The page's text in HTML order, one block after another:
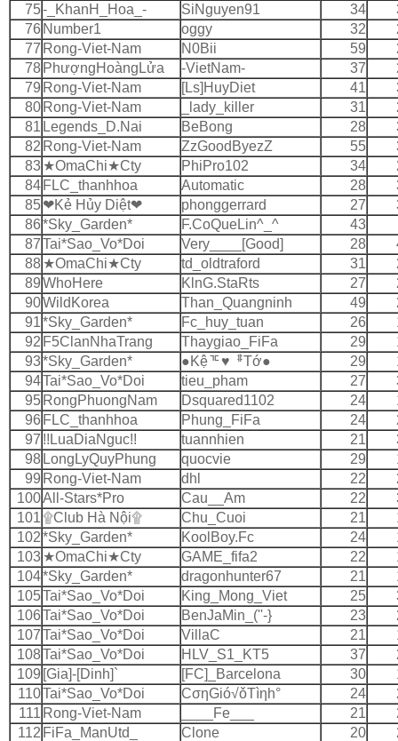
75-_KhanH_Hoa_- SiNguyen91 34
76 Number1 oggy 32
77 Rong-Viet-Nam N0Bii 59
78 PhượngHoàngLửa -VietNam- 37
79 Rong-Viet-Nam [Ls]HuyDiet 41
80 Rong-Viet-Nam _lady_killer 31
81 Legends_D.Nai BeBong 28
82 Rong-Viet-Nam ZzGoodByezZ 55
83★OmaChi★Cty PhiPro102 34
84 FLC_thanhhoa Automatic 28
85❤Kẻ Hủy Diệt❤ phonggerrard 27
86*Sky_Garden* F.CoQueLin^_^ 43
87Tai*Sao_Vo*Doi Very____[Good] 28
88★OmaChi★Cty td_oldtraford 31
89WhoHere KlnG.StaRts 27
90WildKorea Than_Quangninh 49
91*Sky_Garden* Fc_huy_tuan 26
92 F5ClanNhaTrang Thaygiao_FiFa 29
93*Sky_Garden* ●Kệᅚ♥ᆥTớ● 29
94Tai*Sao_Vo*Doi tieu_pham 27
95 RongPhuongNam Dsquared1102 24
96 FLC_thanhhoa Phung_FiFa 24
97 !!LuaDiaNguc!! tuannhien 21
98 LongLyQuyPhung quocvie 29
99 Rong-Viet-Nam dhl 22
100All-Stars*Pro Cau__Am 22
101۩Club Hà Nội۩ Chu_Cuoi 21
102*Sky_Garden* KoolBoy.Fc 24
103★OmaChi★Cty GAME_fifa2 22
104*Sky_Garden* dragonhunter67 21
105Tai*Sao_Vo*Doi King_Mong_Viet 25
106Tai*Sao_Vo*Doi BenJaMin_(''-} 23
107Tai*Sao_Vo*Doi VillaC 21
108Tai*Sao_Vo*Doi HLV_S1_KT5 37
109 [Gia]-[Dinh]` [FC]_Barcelona 30
110Tai*Sao_Vo*Doi CσηGió√ǒTìηh° 24
111 Rong-Viet-Nam ____Fe___ 21
112 FiFa_ManUtd_ Clone 20